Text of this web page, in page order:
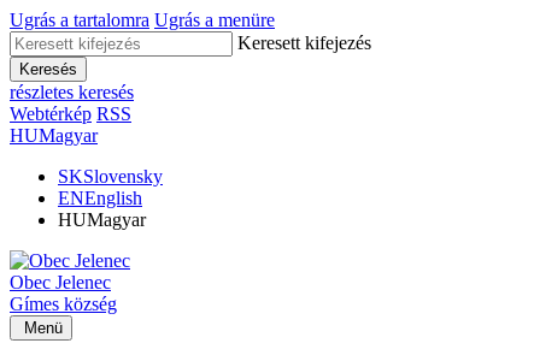
Ugrás a tartalomra Ugrás a menüre
Keresett kifejezés
Keresés
részletes keresés
Webtérkép RSS
HUMagyar
SKSlovensky
ENEnglish
HUMagyar
Obec Jelenec
Gímes község
Menü